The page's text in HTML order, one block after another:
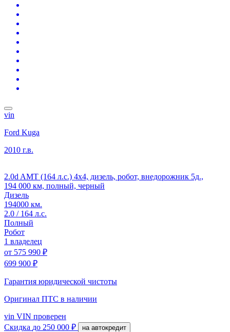
vin
Ford Kuga
2010 г.в.
2.0d AMT (164 л.с.) 4x4, дизель, робот, внедорожник 5д.,
194 000 км, полный, черный
Дизель
194000 км.
2.0 / 164 л.с.
Полный
Робот
1 владелец
от 575 990 ₽
699 900 ₽
Гарантия юридической чистоты
Оригинал ПТС в наличии
vin VIN проверен
Скидка до 250 000 ₽ на автокредит